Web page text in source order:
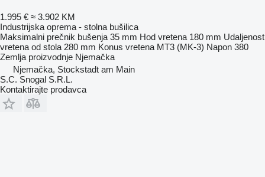
1.995 € ≈ 3.902 KM
Industrijska oprema - stolna bušilica
Maksimalni prečnik bušenja 35 mm Hod vretena 180 mm Udaljenost
vretena od stola 280 mm Konus vretena MT3 (MK-3) Napon 380
Zemlja proizvodnje Njemačka
Njemačka, Stockstadt am Main
S.C. Snogal S.R.L.
Kontaktirajte prodavca